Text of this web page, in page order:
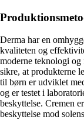
Derma har en
kvaliteten og
moderne teknologi
sikre, at produkterne
til børn er udviklet
og er testet i
beskyttelse. Cremen
beskyttelse mod